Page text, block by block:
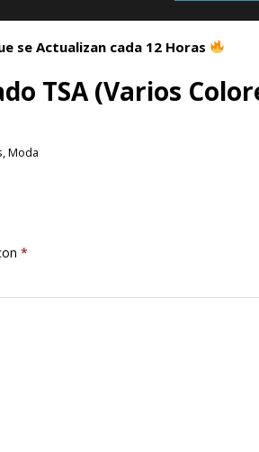
se Actualizan cada 12 Horas
TSA (Varios
,Moda
*